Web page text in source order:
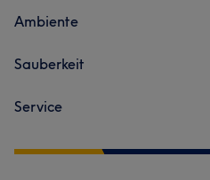
Ambiente
Sauberkeit
Service